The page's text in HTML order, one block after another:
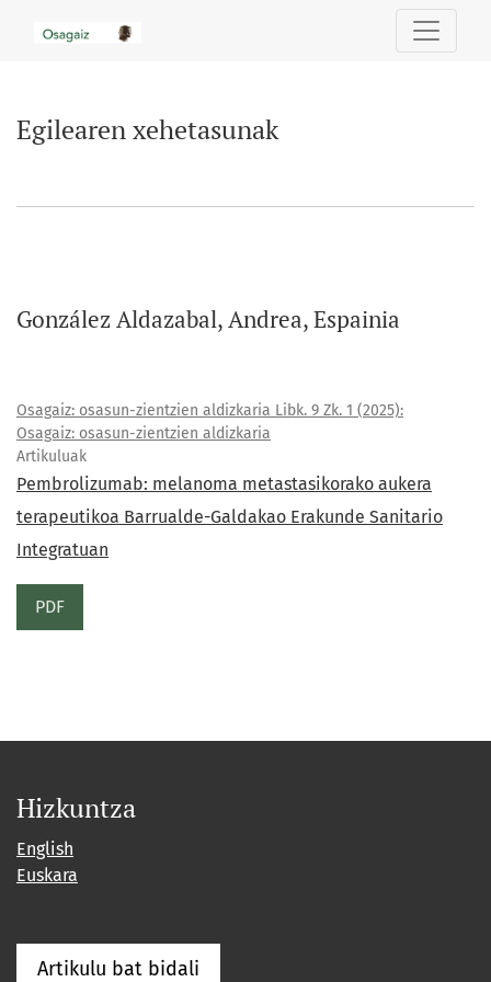
Egilearen xehetasunak
González Aldazabal, Andrea, Espainia
Osagaiz: osasun-zientzien aldizkaria Libk. 9 Zk. 1 (2025):
Osagaiz: osasun-zientzien aldizkaria
Artikuluak
Pembrolizumab: melanoma metastasikorako aukera
terapeutikoa Barrualde-Galdakao Erakunde Sanitario
Integratuan
PDF
Hizkuntza
English
Euskara
Artikulu bat bidali